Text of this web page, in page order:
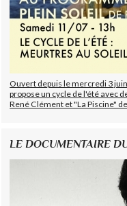
Ouvert depuis le mercredi 3
propose un cycle de l'été avec
René Clément et "La Piscine"
LE DOCUMENTAIRE